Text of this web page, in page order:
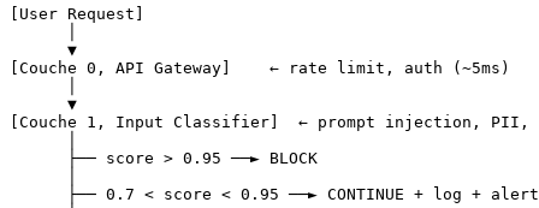
[User Request]
      ▼
[Couche 0, API Gateway]    ← rate limit, auth (~5ms)
      ▼
[Couche 1, Input Classifier]  ← prompt injection, PII,
      ├── score > 0.95 ──► BLOCK
├── 0.7 < score < 0.95 ──► CONTINUE + log +